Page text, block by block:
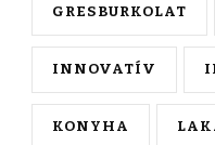
GRESBURKOLAT
INNOVATÍV
KONYHA